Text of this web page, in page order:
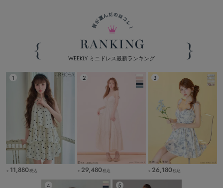
WEEKLY ミニドレス最新ランキング
￥ 11,880税込 ￥ 29,480税込 ￥ 26,180税込